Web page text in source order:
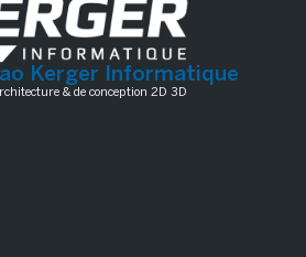
Kerger Informatique
& de conception 2D 3D